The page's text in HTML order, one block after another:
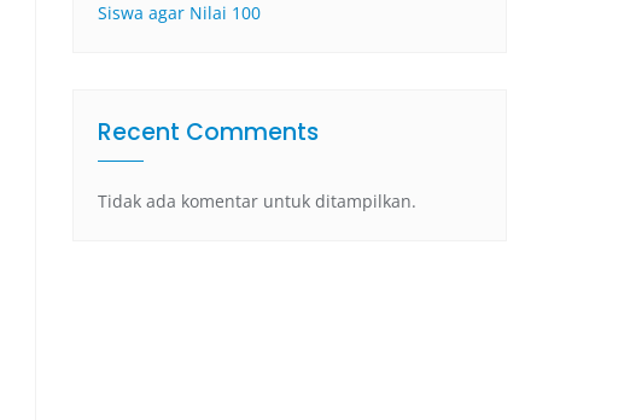
Siswa agar Nilai 100
Recent Comments
Tidak ada komentar untuk ditampilkan.